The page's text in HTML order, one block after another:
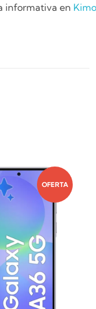
informativa en
OFERTA